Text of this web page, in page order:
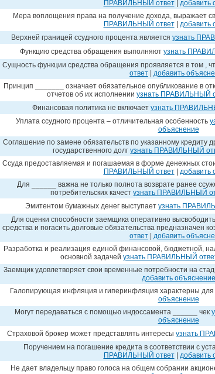
ПРАВИЛЬНЫЙ ответ| добавить
Мера воплощения права на получение дохода, выражает
ПРАВИЛЬНЫЙ ответ| добавить
Верхней границей ссудного процента является узнать
Функцию средства обращения выполняют узнать
Сущность функции средства обращения проявляется в том ,
ответ
добавить
Принцип _______ означает обязательное опубликование в
отчетов об их исполнении узнать ПРАВИЛЬНЫЙ
Финансовая политика не включает узнать
Уплата ссудного процента – отличительная особенность
объяснение
Соглашение по замене обязательств по указанному кредиту
государственного долг узнать ПРАВИЛЬНЫЙ
Ссуда предоставляемая и погашаемая в форме денежных
ПРАВИЛЬНЫЙ ответ| добавить
Для ______ важна не только полнота возврате ранее
потребительских качест узнать ПРАВИЛЬНЫЙ
Эмитентом бумажных денег выступает узнать
Для оценки способности заемщика оперативно
средства и погасить долговые обязательства предназначен
ответ
добавить
Разработка и реализация единой финансовой, бюджетной,
основной задачей узнать ПРАВИЛЬНЫЙ
Заемщик удовлетворяет свои временные потребности на
добавить объяснение
Галопирующая инфляция и гиперинфляция характерны для
объяснение
Могут передаваться с помощью индоссамента ______ чек
объяснение
Страховой брокер может представлять интересы узнать
Поручением на погашение кредита в соответствии с
ПРАВИЛЬНЫЙ ответ| добавить
Не дает владельцу право голоса на общем собрании